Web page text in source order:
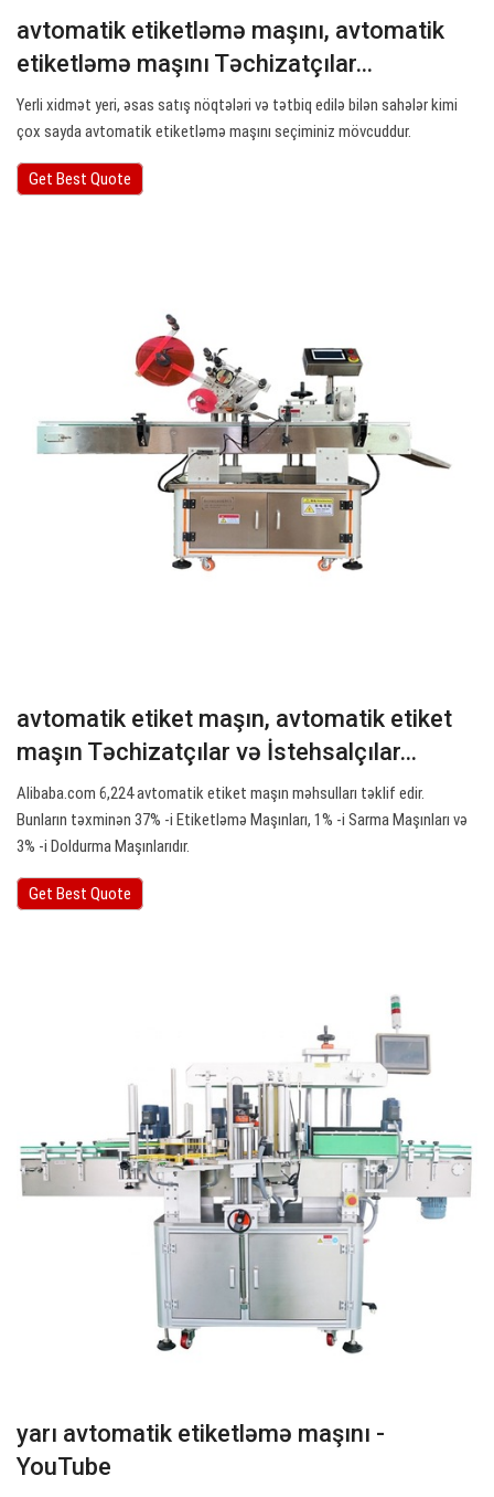
avtomatik etiketləmə maşını, avtomatik
etiketləmə maşını Təchizatçılar…
Yerli xidmət yeri, əsas satış nöqtələri və tətbiq edilə bilən sahələr kimi
çox sayda avtomatik etiketləmə maşını seçiminiz mövcuddur.
Get Best Quote
avtomatik etiket maşın, avtomatik etiket
maşın Təchizatçılar və İstehsalçılar…
Alibaba.com 6,224 avtomatik etiket maşın məhsulları təklif edir.
Bunların təxminən 37% -i Etiketləmə Maşınları, 1% -i Sarma Maşınları və
3% -i Doldurma Maşınlarıdır.
Get Best Quote
yarı avtomatik etiketləmə maşını -
YouTube